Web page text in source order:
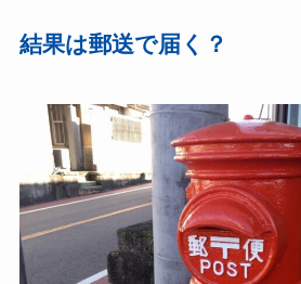
結果は郵送で届く？